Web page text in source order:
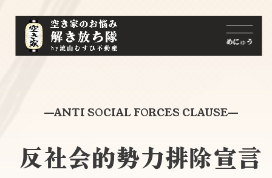
ANTI SOCIAL FORCES CLAUSE
反社会的勢力排除宣言